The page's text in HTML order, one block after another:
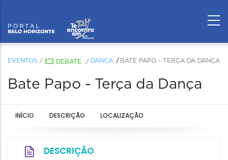
EVENTOS / DEBATE / DANÇA BATE PAPO - TERÇA DA DANÇA
Bate Papo - Terça da Dança
INÍCIO DESCRIÇÃO LOCALIZAÇÃO
DESCRIÇÃO